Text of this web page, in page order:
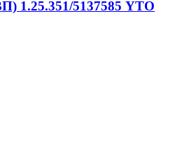
1.25.351/5137585 YTO